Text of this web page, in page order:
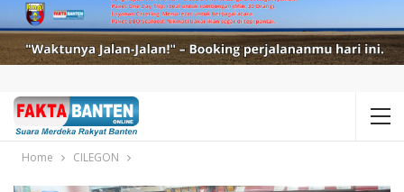
Home CILEGON